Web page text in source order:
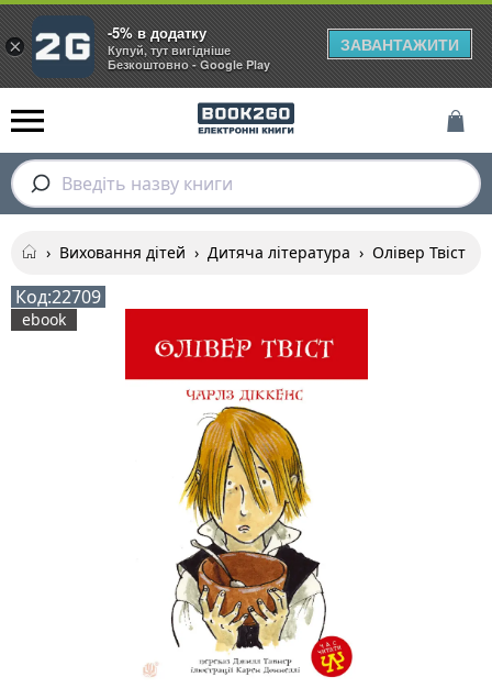
Введіть назву книги
› Виховання дітей › Дитяча література › Олівер Твіст
Код:22709
ebook
×
-5% в додатку
Купуй, тут вигідніше
Безкоштовно - Google Play
ЗАВАНТАЖИТИ